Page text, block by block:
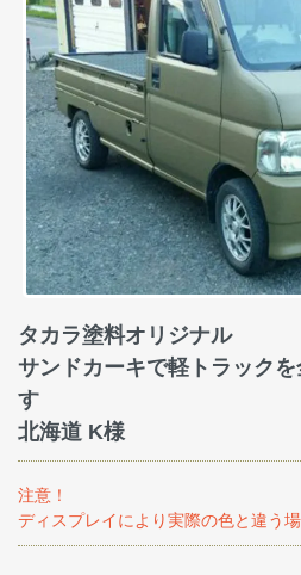
タカラ塗料オリジナル
サンドカーキで軽トラック
す
北海道 K様
注意！
ディスプレイにより実際の色と違う場